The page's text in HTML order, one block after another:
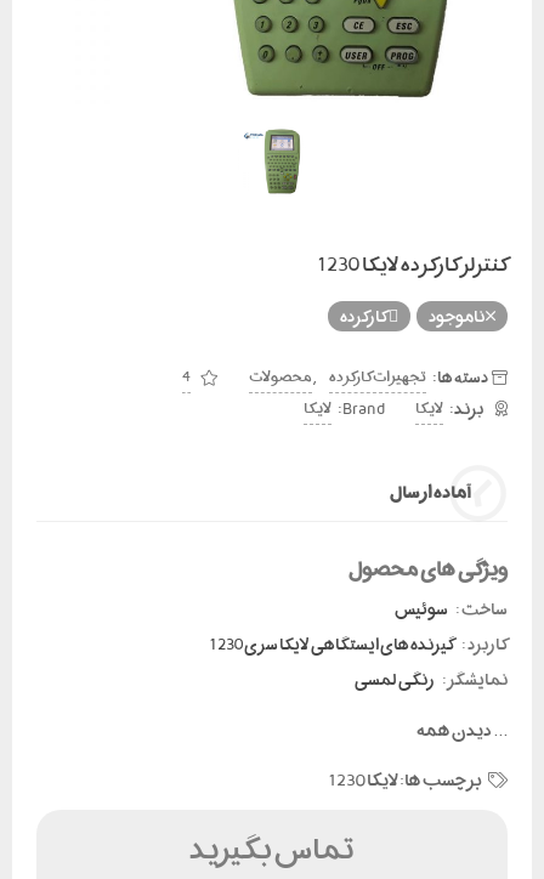
کنترلر کارکرده لایکا 1230
ناموجود
کارکرده
دسته ها: تجهیزات کارکرده ,محصولات 4
لایکا Brand: لایکا
آماده ارسال
ویژگی های محصول
ساخت : سوئیس
کاربرد : گیرنده های ایستگاهی لایکا سری 1230
نمایشگر : رنگی لمسی
...دیدن همه
برچسب ها:لایکا 1230
تماس بگیرید